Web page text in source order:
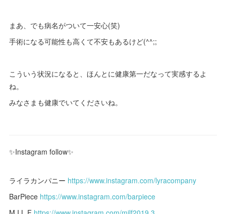
まあ、でも病名がついて一安心(笑)
手術になる可能性も高くて不安もあるけど(^^;;
こういう状況になると、ほんとに健康第一だなって実感するよ
ね。
みなさまも健康でいてくださいね。
‪✨Instagram follow✨‬
ライラカンパニー https://www.instagram.com/lyracompany
BarPiece ‪ https://www.instagram.com/barpiece‬